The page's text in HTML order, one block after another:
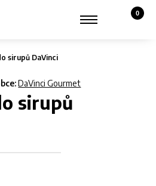
Zobrazit hledání
0
Košík,
sirupů DaVinci
DaVinci Gourmet
sirupů